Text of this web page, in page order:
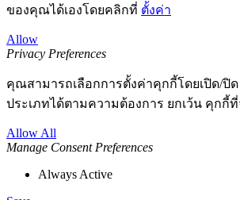
ของคุณได้เองโดยคลิกที่ ตั้งค่า
Allow
Privacy Preferences
คุณสามารถเลือกการตั้งค่าคุกกี้โดยเปิด/ปิ
ประเภทได้ตามความต้องการ ยกเว้น คุกกี้ที่
Allow All
Manage Consent Preferences
Always Active